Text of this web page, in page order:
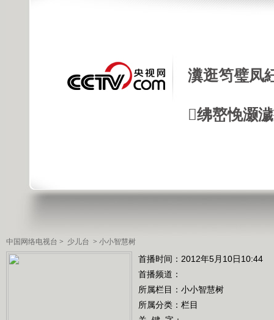
瀵逛笉璧凤
绋嶅悗灏
中国网络电视台 > 少儿台 > 小小智慧树
首播时间：2012年5月10日10:44
首播频道：
所属栏目： 小小智慧树
所属分类：栏目